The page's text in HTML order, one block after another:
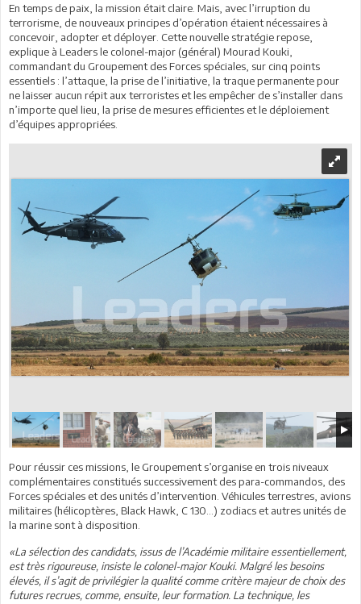
En temps de paix, la mission était claire. Mais, avec l’irruption du
terrorisme, de nouveaux principes d’opération étaient nécessaires à
concevoir, adopter et déployer. Cette nouvelle stratégie repose,
explique à Leaders le colonel-major (général) Mourad Kouki,
commandant du Groupement des Forces spéciales, sur cinq points
essentiels : l’attaque, la prise de l’initiative, la traque permanente pour
ne laisser aucun répit aux terroristes et les empêcher de s’installer dans
n’importe quel lieu, la prise de mesures efficientes et le déploiement
d’équipes appropriées.
Pour réussir ces missions, le Groupement s’organise en trois niveaux
complémentaires constitués successivement des para-commandos, des
Forces spéciales et des unités d’intervention. Véhicules terrestres, avions
militaires (hélicoptères, Black Hawk, C 130...) zodiacs et autres unités de
la marine sont à disposition.
«La sélection des candidats, issus de l’Académie militaire essentiellement,
est très rigoureuse, insiste le colonel-major Kouki. Malgré les besoins
élevés, il s’agit de privilégier la qualité comme critère majeur de choix des
futures recrues, comme, ensuite, leur formation. La technique, les